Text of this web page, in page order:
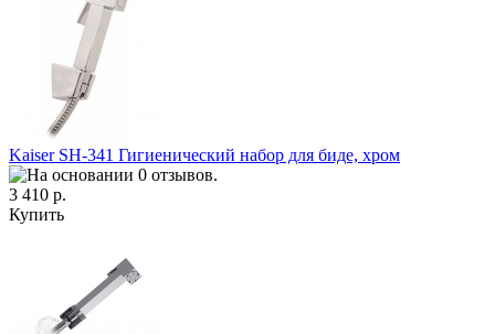
Kaiser SH-341 Гигиенический набор для биде, хром
3 410 р.
Купить